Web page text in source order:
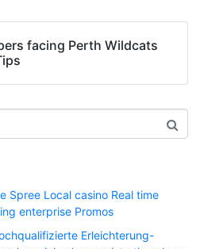
facing Perth Wildcats
Spree Local casino Real time
enterprise Promos
Erleichterung-